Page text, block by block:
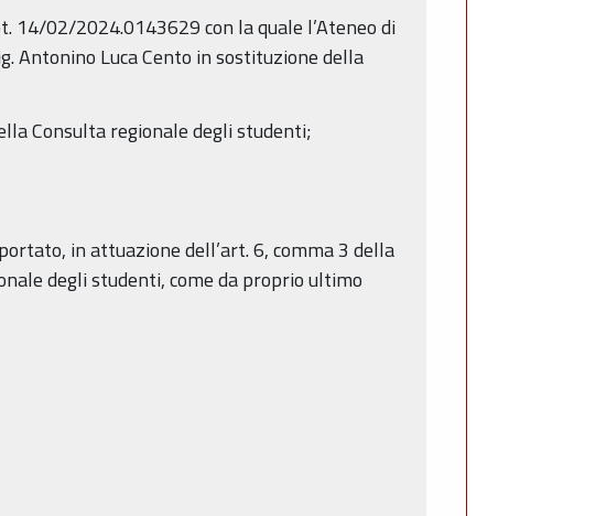
14/02/2024.0143629 con la quale l’Ateneo di
Antonino Luca Cento in sostituzione della
Consulta regionale degli studenti;
in attuazione dell’art. 6, comma 3 della
degli studenti, come da proprio ultimo